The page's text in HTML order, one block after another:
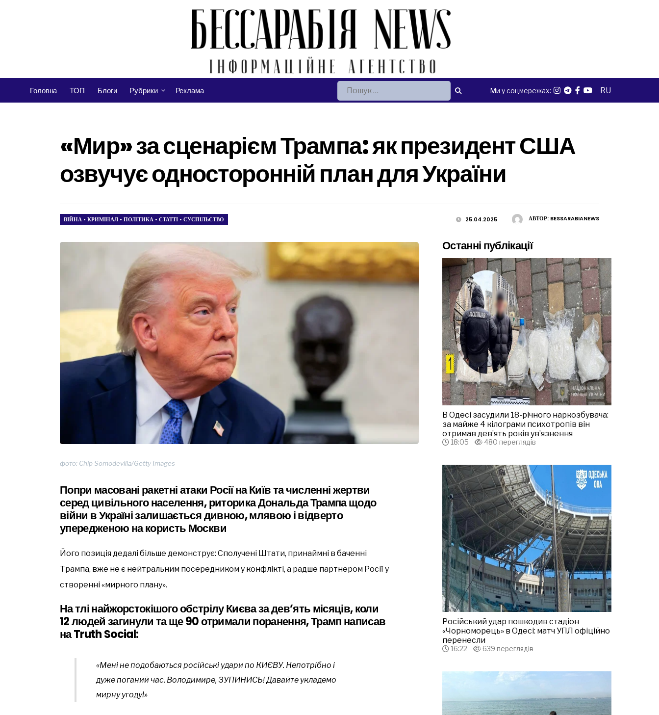
Головна ТОП Блоги Рубрики Реклама Пошук: Ми у соцмережах: RU
«Мир» за сценарієм Трампа: як президент США
озвучує односторонній план для України
АВТОР: BESSARABIANEWS
25.04.2025
ВІЙНА • КРИМІНАЛ • ПОЛІТИКА • СТАТТІ • СУСПІЛЬСТВО
фото: Chip Somodevilla/Getty Images
Попри масовані ракетні атаки Росії на Київ та численні жертви
серед цивільного населення, риторика Дональда Трампа щодо
війни в Україні залишається дивною, млявою і відверто
упередженою на користь Москви
Його позиція дедалі більше демонструє: Сполучені Штати, принаймні в баченні
Трампа, вже не є нейтральним посередником у конфлікті, а радше партнером Росії у
створенні «мирного плану».
На тлі найжорстокішого обстрілу Києва за дев’ять місяців, коли
12 людей загинули та ще 90 отримали поранення, Трамп написав
на Truth Social:
«Мені не подобаються російські удари по КИЄВУ. Непотрібно і
дуже поганий час. Володимире, ЗУПИНИСЬ! Давайте укладемо
мирну угоду!»
Останні публікації
В Одесі засудили 18-річного наркозбувача:
за майже 4 кілограми психотропів він
отримав дев’ять років ув’язнення
18:05 480 переглядів
Російський удар пошкодив стадіон
«Чорноморець» в Одесі: матч УПЛ офіційно
перенесли
16:22 639 переглядів